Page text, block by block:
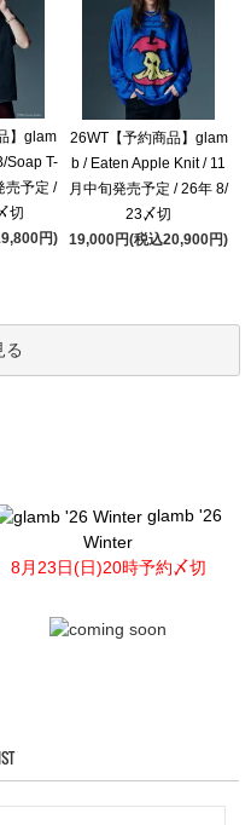
】glam
Soap T-
売予定 /
切
円)
26WT【予約商品】glam
b / Eaten Apple Knit / 11
月中旬発売予定 / 26年 8/
23〆切
19,000円(税込20,900円)
る
glamb '26
Winter
8月23日(日)20時予約〆切